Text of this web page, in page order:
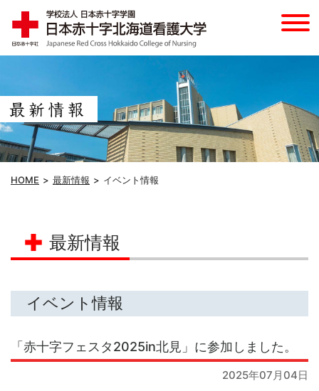
HOME 最新情報 イベント情報
最新情報
イベント情報
「赤十字フェスタ2025in北見」に参加しました。
2025年07月04日